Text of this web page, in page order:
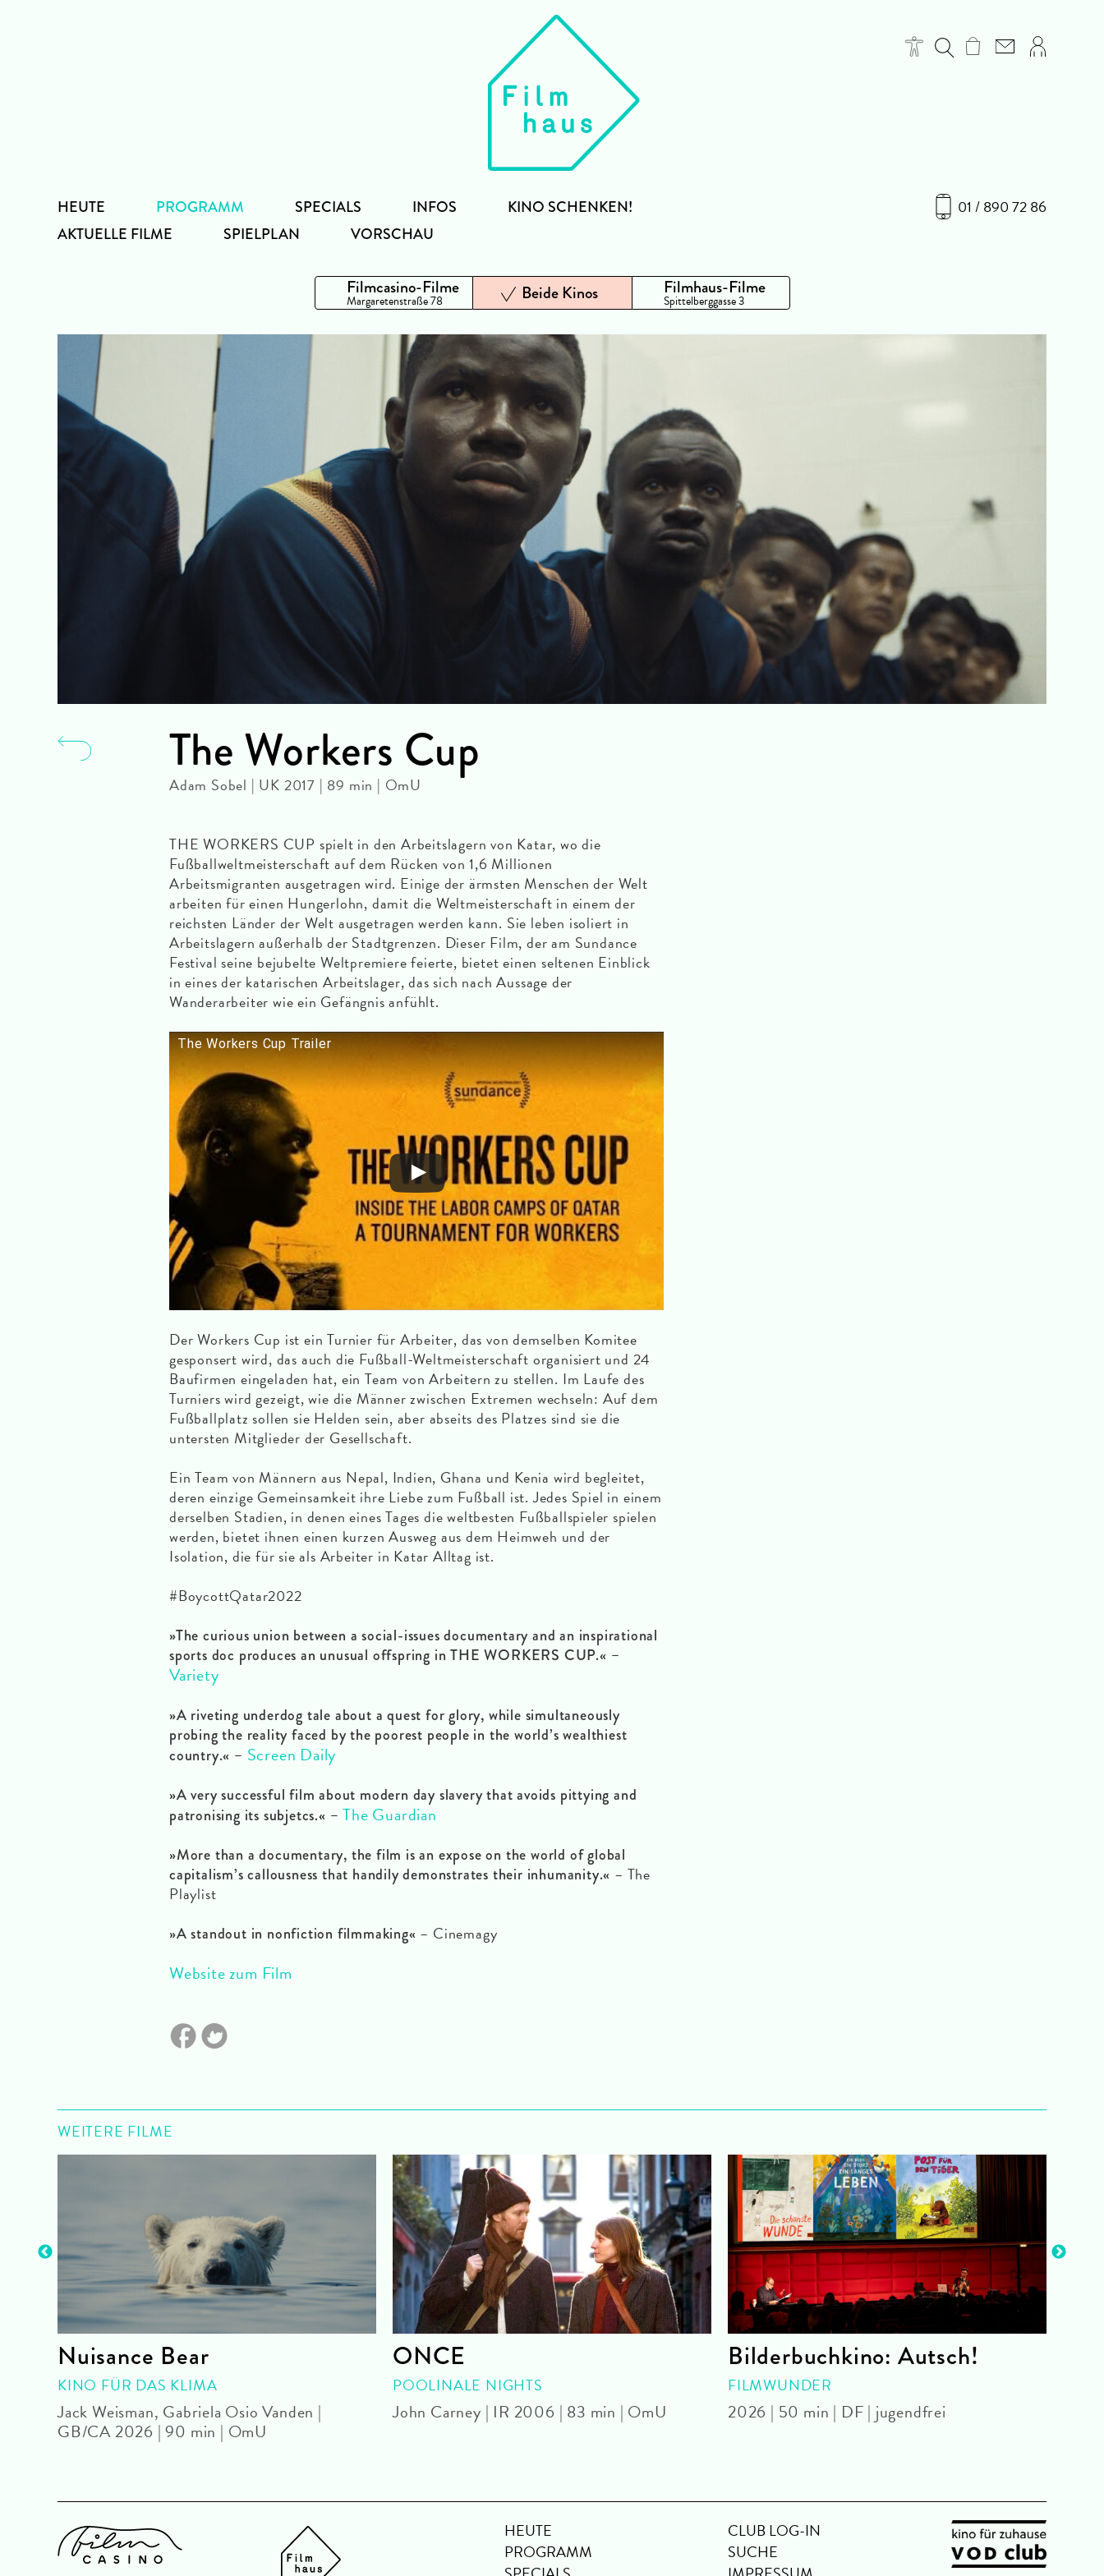
01 / 890 72 86
HEUTE
PROGRAMM
AKTUELLE FILME
SPIELPLAN VORSCHAU
SPECIALS INFOS KINO SCHENKEN!
Filmcasino-Filme
Margaretenstraße 78 Beide Kinos Filmhaus-Filme
Spittelberggasse 3
The Workers Cup
Adam Sobel | UK 2017 | 89 min | OmU
THE WORKERS CUP spielt in den Arbeitslagern von Katar, wo die
Fußballweltmeisterschaft auf dem Rücken von 1,6 Millionen
Arbeitsmigranten ausgetragen wird. Einige der ärmsten Menschen der Welt
arbeiten für einen Hungerlohn, damit die Weltmeisterschaft in einem der
reichsten Länder der Welt ausgetragen werden kann. Sie leben isoliert in
Arbeitslagern außerhalb der Stadtgrenzen. Dieser Film, der am Sundance
Festival seine bejubelte Weltpremiere feierte, bietet einen seltenen Einblick
in eines der katarischen Arbeitslager, das sich nach Aussage der
Wanderarbeiter wie ein Gefängnis anfühlt.
The Workers Cup Trailer
Der Workers Cup ist ein Turnier für Arbeiter, das von demselben Komitee
gesponsert wird, das auch die Fußball-Weltmeisterschaft organisiert und 24
Baufirmen eingeladen hat, ein Team von Arbeitern zu stellen. Im Laufe des
Turniers wird gezeigt, wie die Männer zwischen Extremen wechseln: Auf dem
Fußballplatz sollen sie Helden sein, aber abseits des Platzes sind sie die
untersten Mitglieder der Gesellschaft.
Ein Team von Männern aus Nepal, Indien, Ghana und Kenia wird begleitet,
deren einzige Gemeinsamkeit ihre Liebe zum Fußball ist. Jedes Spiel in einem
derselben Stadien, in denen eines Tages die weltbesten Fußballspieler spielen
werden, bietet ihnen einen kurzen Ausweg aus dem Heimweh und der
Isolation, die für sie als Arbeiter in Katar Alltag ist.
#BoycottQatar2022
»The curious union between a social-issues documentary and an inspirational
sports doc produces an unusual offspring in THE WORKERS CUP.« –
Variety
»A riveting underdog tale about a quest for glory, while simultaneously
probing the reality faced by the poorest people in the world’s wealthiest
country.« – Screen Daily
»A very successful film about modern day slavery that avoids pittying and
patronising its subjetcs.« –The Guardian
»More than a documentary, the film is an expose on the world of global
capitalism’s callousness that handily demonstrates their inhumanity.« – The
Playlist
»A standout in nonfiction filmmaking« – Cinemagy
Website zum Film
WEITERE FILME
Nuisance Bear
KINO FÜR DAS KLIMA
Jack Weisman, Gabriela Osio Vanden |
GB/CA 2026 | 90 min | OmU
ONCE
POOLINALE NIGHTS
John Carney | IR 2006 | 83 min | OmU
Bilderbuchkino: Autsch!
FILMWUNDER
2026 | 50 min | DF | jugendfrei
HEUTE
PROGRAMM
CLUB LOG-IN
SUCHE